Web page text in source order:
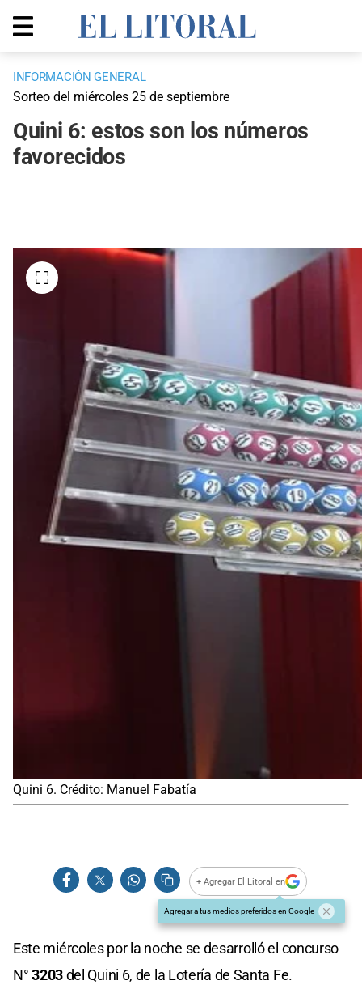
INFORMACIÓN GENERAL
Sorteo del miércoles 25 de septiembre
Quini 6: estos son los números
favorecidos
Quini 6. Crédito: Manuel Fabatía
+ Agregar El Litoral en
Agregar a tus medios preferidos en Google
Este miércoles por la noche se desarrolló el concurso
N°3203del Quini 6, de la Lotería de Santa Fe.